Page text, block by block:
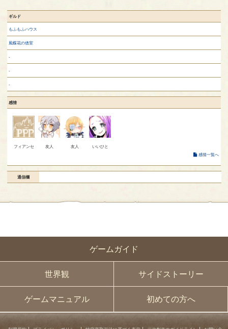
ゲームガイド
世界観 サイドストーリー
ゲームマニュアル 初めての方へ
ギルド
もふもふハウス
風蝶花の借室
-
-
-
感情
フィアンセ 友人 友人
いいひと
感情一覧へ
通信欄